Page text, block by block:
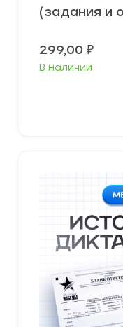
(задания и
299,00 ₽
В наличии